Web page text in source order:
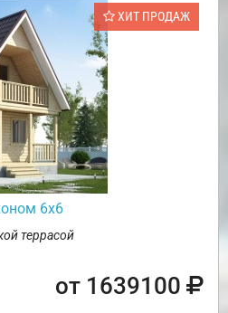
ХИТ ПРОДАЖ
6х6
террасой
от 1639100